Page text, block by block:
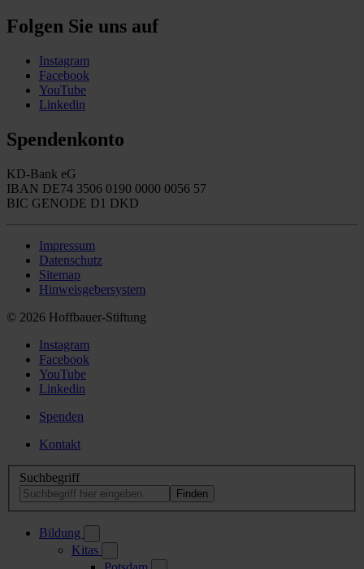
Folgen Sie uns auf
Instagram
Facebook
YouTube
Linkedin
Spendenkonto
KD-Bank eG
IBAN DE74 3506 0190 0000 0056 57
BIC GENODE D1 DKD
Impressum
Datenschutz
Sitemap
Hinweisgebersystem
© 2026 Hoffbauer-Stiftung
Instagram
Facebook
YouTube
Linkedin
Spenden
Kontakt
Suchbegriff
Bildung
Kitas